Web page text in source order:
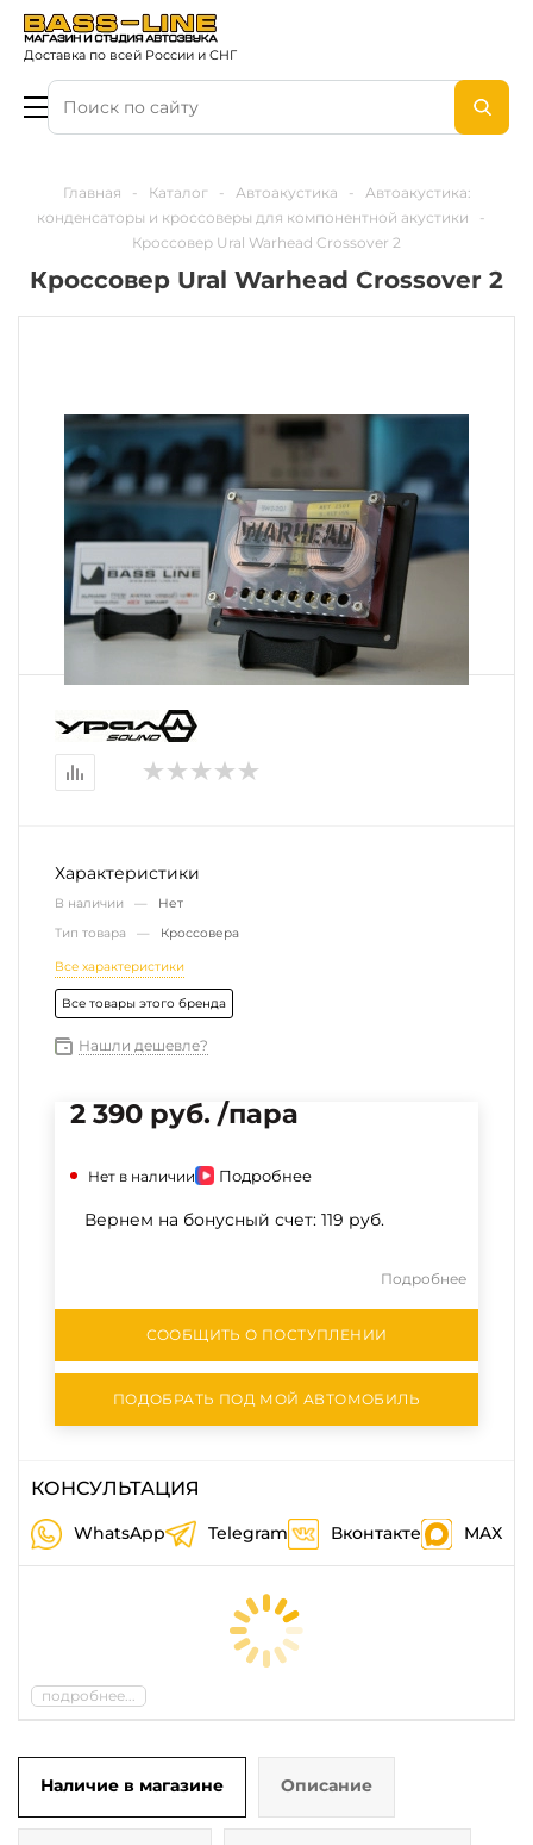
Доставка по всей России и СНГ
Главная - Каталог - Автоакустика -
Автоакустика:
конденсаторы и кроссоверы для компонентной акустики
-
Кроссовер Ural Warhead Crossover 2
Кроссовер Ural Warhead Crossover 2
Характеристики
В наличии — Нет
Тип товара — Кроссовера
Все характеристики
Все товары этого бренда
Нашли дешевле?
2 390 руб. /пара
Нет в наличии Подробнее
Вернем на бонусный счет: 119 руб.
Подробнее
СООБЩИТЬ О ПОСТУПЛЕНИИ
ПОДОБРАТЬ ПОД МОЙ АВТОМОБИЛЬ
КОНСУЛЬТАЦИЯ
WhatsApp Telegram Вконтакте MAX
подробнее...
Наличие в магазине Описание